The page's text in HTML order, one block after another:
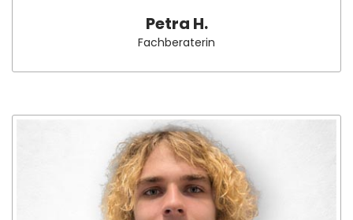
Petra H.
Fachberaterin